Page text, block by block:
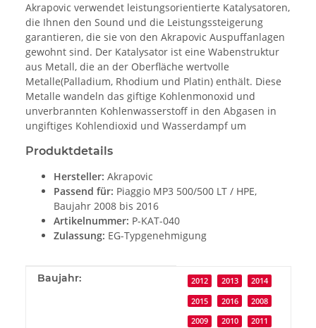
Akrapovic verwendet leistungsorientierte Katalysatoren,
die Ihnen den Sound und die Leistungssteigerung
garantieren, die sie von den Akrapovic Auspuffanlagen
gewohnt sind. Der Katalysator ist eine Wabenstruktur
aus Metall, die an der Oberfläche wertvolle
Metalle(Palladium, Rhodium und Platin) enthält. Diese
Metalle wandeln das giftige Kohlenmonoxid und
unverbrannten Kohlenwasserstoff in den Abgasen in
ungiftiges Kohlendioxid und Wasserdampf um
Produktdetails
Hersteller: Akrapovic
Passend für: Piaggio MP3 500/500 LT / HPE,
Baujahr 2008 bis 2016
Artikelnummer: P-KAT-040
Zulassung: EG-Typgenehmigung
Produkteigenschaft
Wert
Baujahr: 2012 2013 2014
2015 2016 2008
2009 2010 2011